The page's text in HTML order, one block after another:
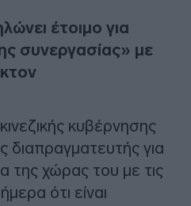
έτοιμο για
συνεργασίας» με
κυβέρνησης
διαπραγματευτής για
της χώρας του με τις
ότι είναι